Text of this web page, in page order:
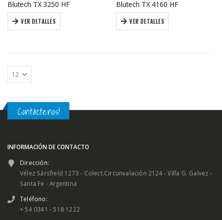
Blutech TX 3250 HF
VER DETALLES
Blutech TX 4160 HF
VER DETALLES
Contáctenos!
INFORMACIÓN DE CONTACTO
Dirección:
Vélez Sársfield 1273 - Colect.Circunvalación 2124 - Villa G. Galvez -
Santa Fe - Argentina
Teléfono:
+ 54 0341 - 518 1222